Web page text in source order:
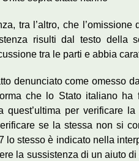
tra l’altro, che
risulti dal testo della
tra le parti e abbia
denunciato come omesso
che lo Stato italiano
quest’ultima per verificare
se la stessa non si
lo stesso è indicato nella
la sussistenza di un aiuto